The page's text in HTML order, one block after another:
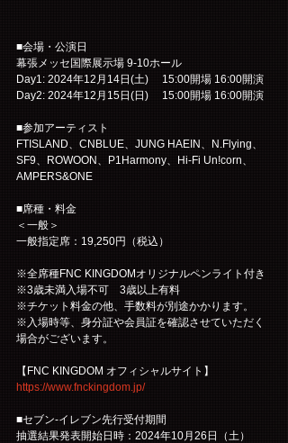
■会場・公演日
幕張メッセ国際展示場 9-10ホール
Day1: 2024年12月14日(土)　 15:00開場 16:00開演
Day2: 2024年12月15日(日)　 15:00開場 16:00開演
■参加アーティスト
FTISLAND、CNBLUE、JUNG HAEIN、N.Flying、
SF9、ROWOON、P1Harmony、Hi-Fi Un!corn、
AMPERS&ONE
■席種・料金
＜一般＞
一般指定席：19,250円（税込）
※全席種FNC KINGDOMオリジナルペンライト付き
※3歳未満入場不可　3歳以上有料
※チケット料金の他、手数料が別途かかります。
※入場時等、身分証や会員証を確認させていただく
場合がございます。
【FNC KINGDOM オフィシャルサイト】
https://www.fnckingdom.jp/
■セブン-イレブン先行受付期間
抽選結果発表開始日時：2024年10月26日（土）